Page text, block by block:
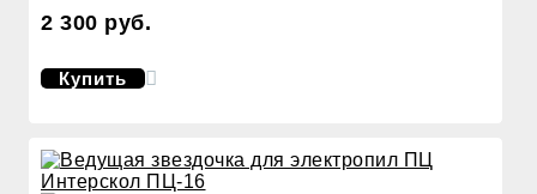
2 300 руб.
Купить